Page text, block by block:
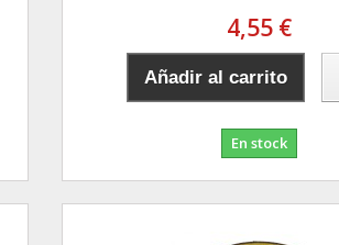
4,55 €
Añadir al carrito
En stock